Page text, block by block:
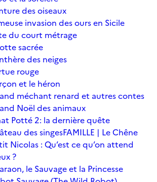
des oiseaux
invasion des ours en Sicile
du court métrage
sacrée
des neiges
rouge
et le héron
méchant renard et autres contes
Noël des animaux
Potté 2: la dernière quête
des singesFAMILLE | Le Chêne
Nicolas : Qu’est ce qu’on attend
?
le Sauvage et la Princesse